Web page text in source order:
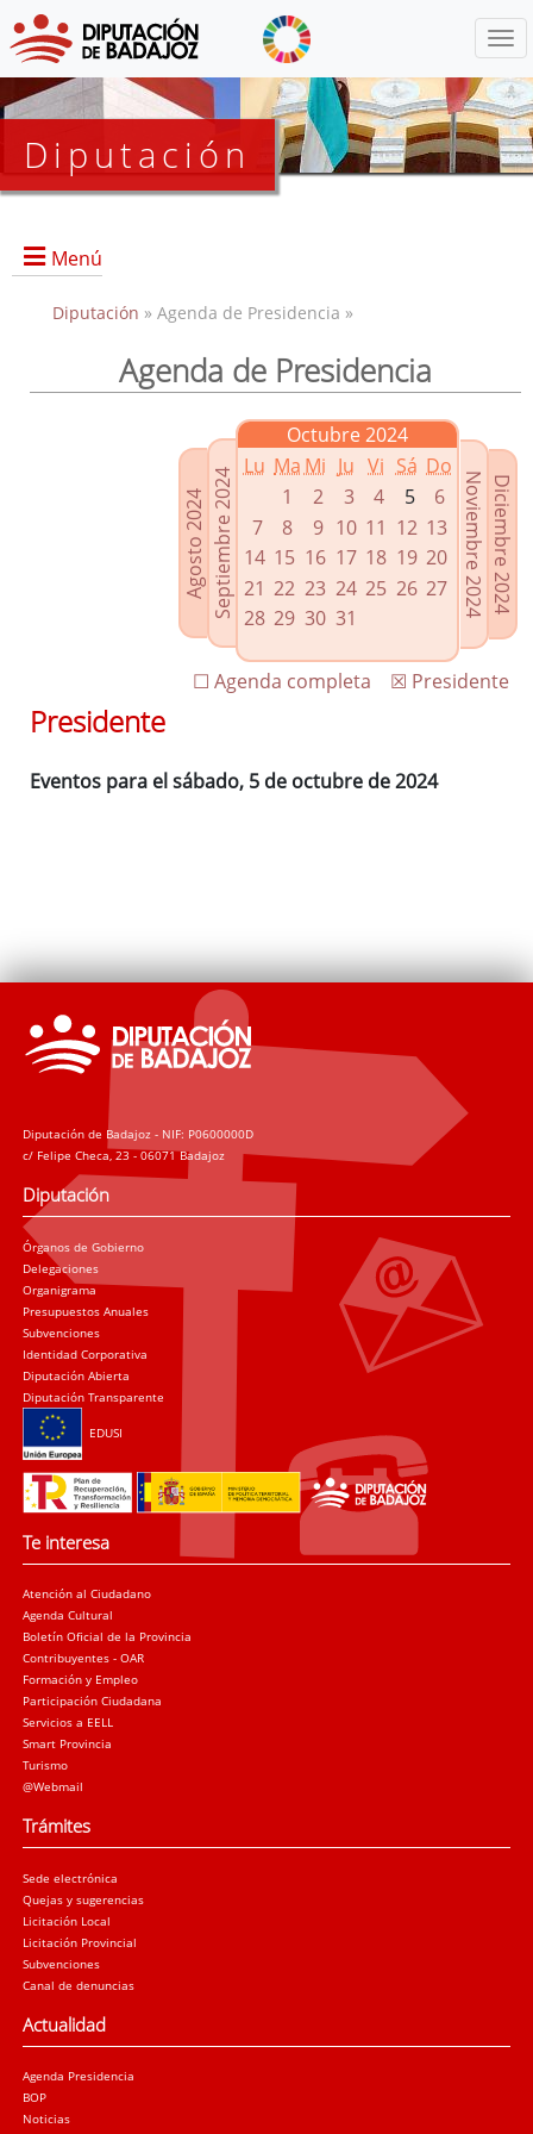
Diputación
Menú
Presidencia
Enlaces relacionados
Agenda de Presidencia
Plenos provinciales y Juntas de gobierno
Oficina de Proyectos Europeos
Diputación » Agenda de Presidencia »
Agenda de Presidencia
Agosto 2024Septiembre 2024
Octubre 2024
Lu Ma Mi Ju Vi Sá Do
1
2 3 4 5
6
7
8 9 10 11 12 13
14 15 16 17 18 19 20
21 22 23 24 25 26 27
28 29 30 31
Diciembre 2024
Noviembre 2024
☒ Presidente
☐ Agenda completa
Presidente
Eventos para el sábado, 5 de octubre de 2024
Diputación de Badajoz - NIF: P0600000D
c/ Felipe Checa, 23 - 06071 Badajoz
Diputación
Órganos de Gobierno
Delegaciones
Organigrama
Presupuestos Anuales
Subvenciones
Identidad Corporativa
Diputación Abierta
Diputación Transparente
EDUSI
Te interesa
Atención al Ciudadano
Agenda Cultural
Boletín Oficial de la Provincia
Contribuyentes - OAR
Formación y Empleo
Participación Ciudadana
Servicios a EELL
Smart Provincia
Turismo
@Webmail
Trámites
Sede electrónica
Quejas y sugerencias
Licitación Local
Licitación Provincial
Subvenciones
Canal de denuncias
Actualidad
Agenda Presidencia
BOP
Noticias